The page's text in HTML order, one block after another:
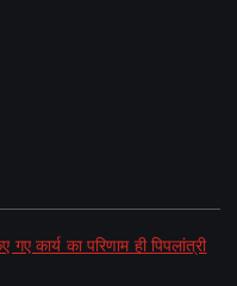
कार्य का परिणाम ही पिपलांत्री